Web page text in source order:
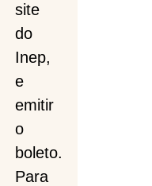
site
do
Inep,
e
emitir
o
boleto.
Para